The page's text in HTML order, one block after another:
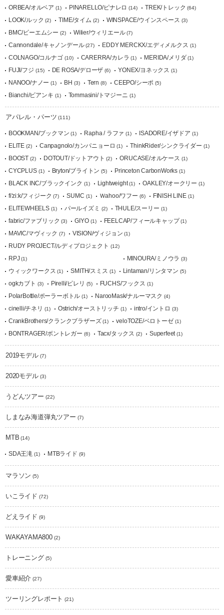
ORBEA/オルベア (1) PINARELLO/ピナレロ (14) TREK/トレック (64)
LOOK/ルック (2) TIME/タイム (2) WINSPACE/ウインスペース (3)
BMC/ビーエムシー (2) Wilier/ウィリエール(7)
Cannondale/キャノンデール(27) EDDY MERCKX/エディメルクス (1)
COLNAGO/コルナゴ (10) CARERRA/カレラ (1) MERIDA/メリダ (1)
FUJI/フジ (15) DE ROSA/デローザ (6) YONEX/ヨネックス (1)
NANOO/ナノー (1) BH (3) Tern (8) CEEPO/シーポ (5)
Bianchi/ビアンキ (1) Tommasini/トマジーニ (1)
アパレル・パーツ (111)
BOOKMAN/ブックマン (1) Rapha / ラファ (1) ISADORE/イザドア (1)
ELITE (2) Canpagnolo/カンパニョーロ (1) ThinkRider/シンクライダー (1)
BOOST (2) DOTOUT/ドットアウト (2) ORUCASE/オルケース (1)
CYCPLUS(1) Bryton/ブライトン (5) Princeton CarbonWorks (1)
BLACK INC/ブラックインク (1) Lightweight(1) OAKLEY/オークリー (1)
fi'zi:k/フィジーク (7) SUMC (1) Ｗahoo/ワフー (6) FINISH LINE (1)
ELITEWHEELS(1) パールイズミ (2) THULE/スーリー (1)
fabric/ファブリック (3) GIYO(1) FEELCAP/フィールキャップ(1)
MAVIC/マヴィック (7) VISION/ヴィジョン (1)
RUDY PROJECT/ルディプロジェクト (12)
RPJ (1) MINOURA/ミノウラ (3)
ウィックワークス (1) SMITH/スミス (1) Lintaman/リンタマン (5)
ogkカブト (3) Pirelli/ピレリ (5) FUCHS/フックス (1)
PolarBottle/ポーラーボトル (1) NarooMask/ナルーマスク (4)
cinelli/チネリ (1) Ostrich/オーストリッチ (1) intro/イントロ (3)
CrankBrothers/クランクブラザーズ (1) veloTOZE/ベロトーゼ(1)
BONTRAGER/ボントレガー (6) Tacx/タックス (2) Superfeet (1)
2019モデル(7)
2020モデル(3)
うどんツアー (22)
しまなみ海道弾丸ツアー (7)
MTB (14)
SDA王滝 (1) MTBライド (9)
マラソン (5)
いこライド (72)
どえライド (9)
WAKAYAMA800(2)
トレーニング (5)
愛車紹介 (27)
ツーリングレポート (21)